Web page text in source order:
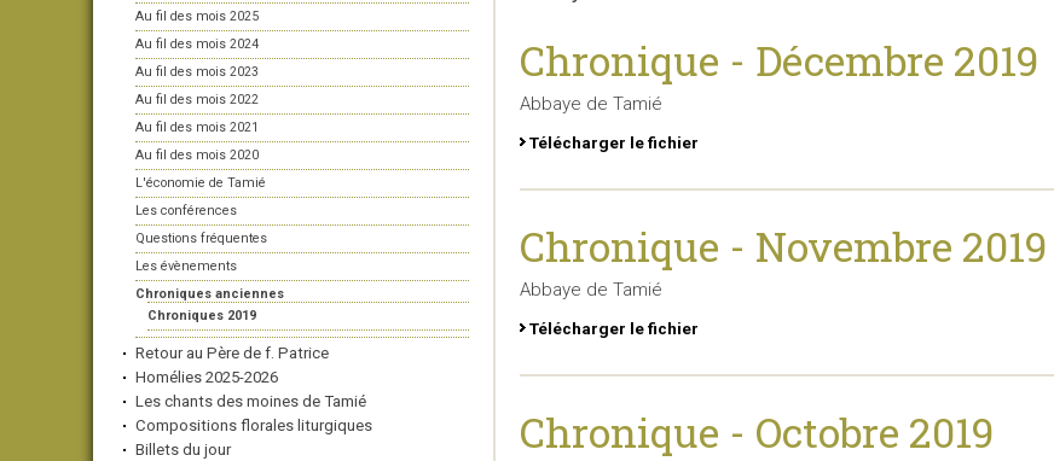
Au fil des mois 2025
Au fil des mois 2024
Au fil des mois 2023
Au fil des mois 2022
Au fil des mois 2021
Au fil des mois 2020
L'économie de Tamié
Les conférences
Questions fréquentes
Les évènements
Chroniques anciennes
Chroniques 2019
Retour au Père de f. Patrice
Homélies 2025-2026
Les chants des moines de Tamié
Compositions florales liturgiques
Billets du jour
Chronique - Décembre 2019
Abbaye de Tamié
Télécharger le fichier
Chronique - Novembre 2019
Abbaye de Tamié
Télécharger le fichier
Chronique - Octobre 2019